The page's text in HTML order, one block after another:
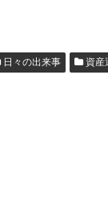
日々の出来事 資産